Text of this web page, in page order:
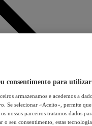
consentimento para utilizar
armazenamos e acedemos a
Se selecionar «Aceito», permite
os nossos parceiros tratamos dados
seu consentimento, estas